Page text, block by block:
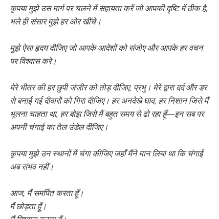
कृपया मुझे उस मार्ग पर चलने में सहायता करें जो आपकी दृष्टि में ठीक है,
भले ही संसार मुझे हर ओर खींचे।
मुझे ऐसा हृदय दीजिए जो आपके आदेशों को संजोए और आपके हर वचन
पर विश्वास करे।
मेरे भीतर की हर छुपी जंजीर को तोड़ दीजिए, प्रभु। मेरे द्वारा दर्द और डर
से बनाई गई दीवारों को गिरा दीजिए। हर अनदेखे घाव, हर निशान जिसे मैं
भूलना चाहता था, हर बोझ जिसे मैं बहुत समय से ढो रहा हूँ—इन सब पर
अपनी चंगाई का तेल उंडेल दीजिए।
कृपया मुझे उन स्थानों में चंगा कीजिए जहाँ मैंने मान लिया था कि चंगाई
अब संभव नहीं।
आज, मैं समर्पित करता हूँ।
मैं छोड़ता हूँ।